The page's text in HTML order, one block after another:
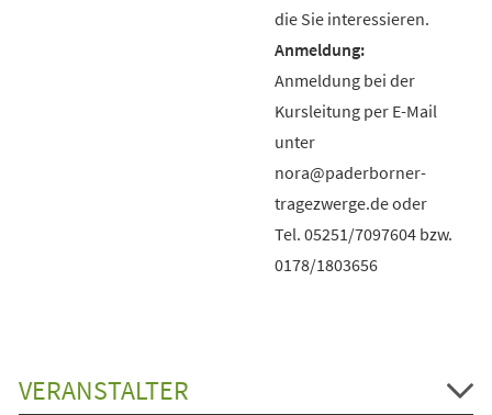
die Sie interessieren.
Anmeldung bei der
Kursleitung per E-Mail
unter
nora@paderborner-
tragezwerge.de oder
Tel. 05251/7097604 bzw.
0178/1803656
VERANSTALTER